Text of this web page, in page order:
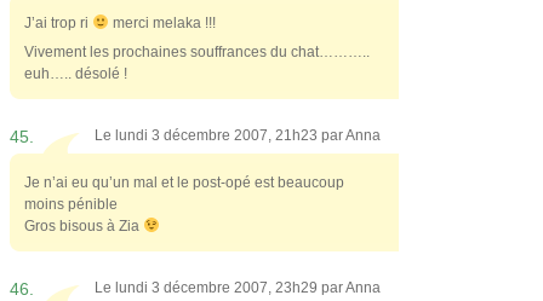
J’ai trop ri
merci melaka !!!
Vivement les prochaines souffrances du chat………..
euh….. désolé !
45. Le lundi 3 décembre 2007, 21h23 parAnna
Je n’ai eu qu’un mal et le post-opé est beaucoup
moins pénible
Gros bisous à Zia
46. Le lundi 3 décembre 2007, 23h29 parAnna